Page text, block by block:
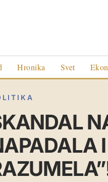
Hronika Svet